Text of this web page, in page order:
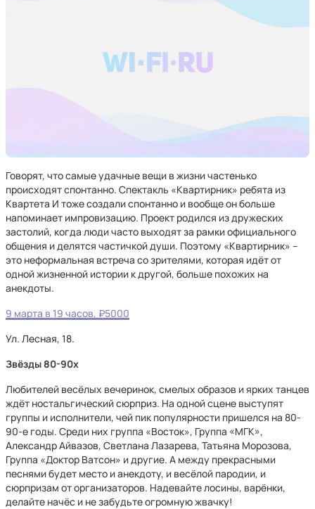
Говорят, что самые удачные вещи в жизни частенько
происходят спонтанно. Спектакль «Квартирник» ребята из
Квартета И тоже создали спонтанно и вообще он больше
напоминает импровизацию. Проект родился из дружеских
застолий, когда люди часто выходят за рамки официального
общения и делятся частичкой души. Поэтому «Квартирник» –
это неформальная встреча со зрителями, которая идёт от
одной жизненной истории к другой, больше похожих на
анекдоты.
9 марта в 19 часов, ₽5000
Ул. Лесная, 18.
Звёзды 80-90х
Любителей весёлых вечеринок, смелых образов и ярких танцев
ждёт ностальгический сюрприз. На одной сцене выступят
группы и исполнители, чей пик популярности пришелся на 80-
90-е годы. Среди них группа «Восток», Группа «МГК»,
Александр Айвазов, Светлана Лазарева, Татьяна Морозова,
Группа «Доктор Ватсон» и другие. А между прекрасными
песнями будет место и анекдоту, и весёлой пародии, и
сюрпризам от организаторов. Надевайте лосины, варёнки,
делайте начёс и не забудьте огромную жвачку!